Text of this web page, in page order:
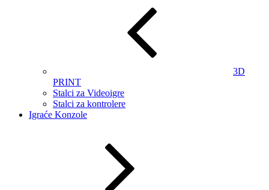
3D
PRINT
Stalci za Videoigre
Stalci za kontrolere
Igraće Konzole